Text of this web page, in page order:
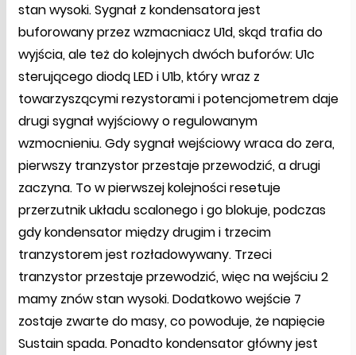
stan wysoki. Sygnał z kondensatora jest
buforowany przez wzmacniacz U1d, skąd trafia do
wyjścia, ale też do kolejnych dwóch buforów: U1c
sterującego diodą LED i U1b, który wraz z
towarzyszącymi rezystorami i potencjometrem daje
drugi sygnał wyjściowy o regulowanym
wzmocnieniu. Gdy sygnał wejściowy wraca do zera,
pierwszy tranzystor przestaje przewodzić, a drugi
zaczyna. To w pierwszej kolejności resetuje
przerzutnik układu scalonego i go blokuje, podczas
gdy kondensator między drugim i trzecim
tranzystorem jest rozładowywany. Trzeci
tranzystor przestaje przewodzić, więc na wejściu 2
mamy znów stan wysoki. Dodatkowo wejście 7
zostaje zwarte do masy, co powoduje, że napięcie
Sustain spada. Ponadto kondensator główny jest